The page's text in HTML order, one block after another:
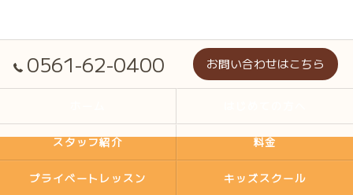
0561-62-0400 お問い合わせはこちら
スタッフ紹介 料金
プライベートレッスン キッズスクール